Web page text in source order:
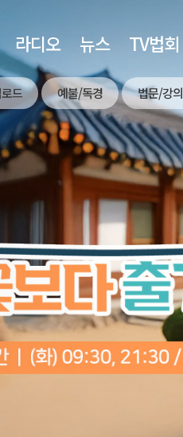
라디오 뉴스 TV법회
드 예불/독경 법문/강의